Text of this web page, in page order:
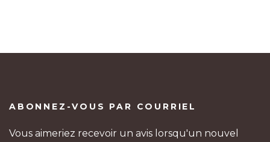
ABONNEZ-VOUS PAR COURRIEL
Vous aimeriez recevoir un avis lorsqu'un nouvel